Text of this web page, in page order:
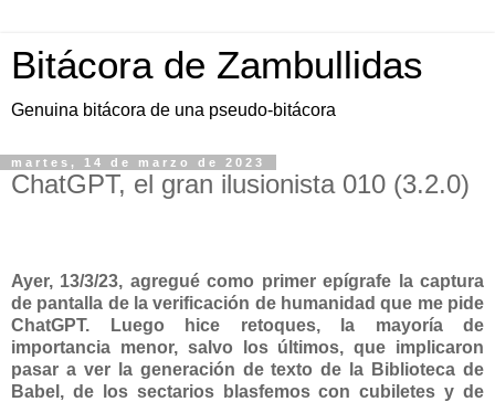
Bitácora de Zambullidas
Genuina bitácora de una pseudo-bitácora
martes, 14 de marzo de 2023
ChatGPT, el gran ilusionista 010 (3.2.0)
Ayer, 13/3/23, agregué como primer epígrafe la captura
de pantalla de la verificación de humanidad que me pide
ChatGPT. Luego hice retoques, la mayoría de
importancia menor, salvo los últimos, que implicaron
pasar a ver la generación de texto de la Biblioteca de
Babel, de los sectarios blasfemos con cubiletes y de